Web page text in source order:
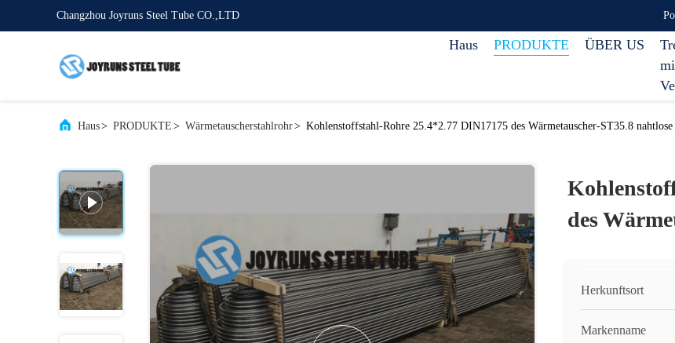
Changzhou Joyruns Steel Tube CO.,LTD
Haus PRODUKTE ÜBER US
Haus> PRODUKTE > Wärmetauscherstahlrohr> Kohlenstoffstahl-Rohre 25.4*2.77 DIN17175 des Wärmetauscher-ST35.8 nahtlose
des
Herkunftsort
Markenname